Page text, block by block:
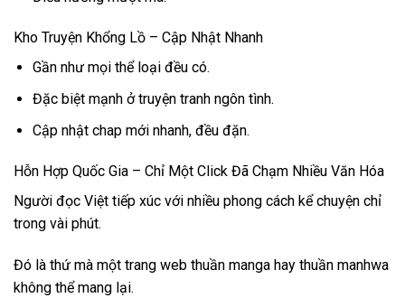
Kho Truyện Khổng Lồ – Cập Nhật Nhanh
Gần như mọi thể loại đều có.
Đặc biệt mạnh ở truyện tranh ngôn tình.
Cập nhật chap mới nhanh, đều đặn.
Hỗn Hợp Quốc Gia – Chỉ Một Click Đã Chạm Nhiều Văn Hóa
Người đọc Việt tiếp xúc với nhiều phong cách kể chuyện chỉ
trong vài phút.
Đó là thứ mà một trang web thuần manga hay thuần manhwa
không thể mang lại.